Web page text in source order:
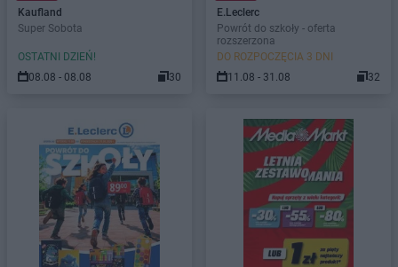
Kaufland
Super Sobota
OSTATNI DZIEŃ!
08.08 - 08.08
30
E.Leclerc
Powrót do szkoły - oferta
rozszerzona
DO ROZPOCZĘCIA 3 DNI
11.08 - 31.08
32